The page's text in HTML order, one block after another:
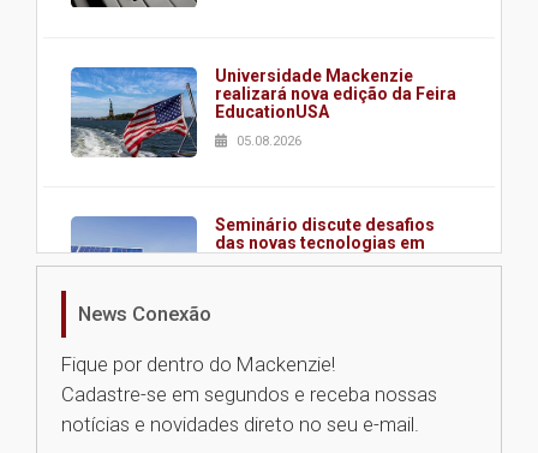
Universidade Mackenzie
realizará nova edição da Feira
EducationUSA
05.08.2026
Seminário discute desafios
das novas tecnologias em
Mackenzie recepciona os
calouros do segundo semestre
de 2026
News Conexão
Fique por dentro do Mackenzie!
Cadastre-se em segundos e receba nossas
notícias e novidades direto no seu e-mail.